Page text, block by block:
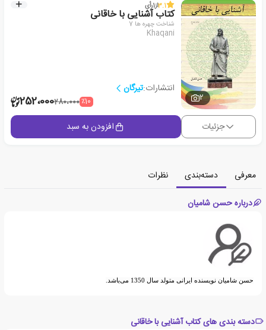
2
3.1از1رأی
کتاب آشنایی با خاقانی
شناخت چهره ها 7
Khaqani
انتشارات:تیرگان
٪10280،000252،000
جزئیات افزودن به سبد
معرفی دسته‌بندی
نظرات
درباره حسن شامیان
حسن شامیان نویسنده ایرانی متولد سال 1350 می‌باشد.
دسته بندی های کتاب آشنایی با خاقانی